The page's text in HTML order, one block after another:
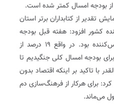
تقدیر از کتابداران برتر استان
کشور افزود: هفته قبل بودجه
فرهنگی را اعلام کردند که مایوس‌کننده بود. در واقع ۱۹ درصد از
اما ما برای بودجه امسال کلی جنگیدیم تا
با تاکید بر اینکه اقتصاد بدون
برای هرکار از فرهنگ‌سازی دم
می‌ماند.